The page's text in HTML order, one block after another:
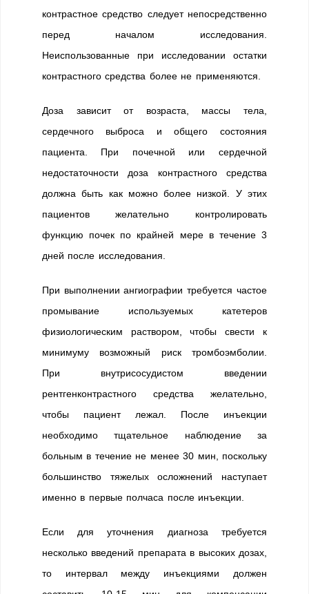
контрастное средство следует непосредственно
перед началом исследования.
Неиспользованные при исследовании остатки
контрастного средства более не применяются.
Доза зависит от возраста, массы тела,
сердечного выброса и общего состояния
пациента. При почечной или сердечной
недостаточности доза контрастного средства
должна быть как можно более низкой. У этих
пациентов желательно контролировать
функцию почек по крайней мере в течение 3
дней после исследования.
При выполнении ангиографии требуется частое
промывание используемых катетеров
физиологическим раствором, чтобы свести к
минимуму возможный риск тромбоэмболии.
При внутрисосудистом введении
рентгенконтрастного средства желательно,
чтобы пациент лежал. После инъекции
необходимо тщательное наблюдение за
больным в течение не менее 30 мин, поскольку
большинство тяжелых осложнений наступает
именно в первые полчаса после инъекции.
Если для уточнения диагноза требуется
несколько введений препарата в высоких дозах,
то интервал между инъекциями должен